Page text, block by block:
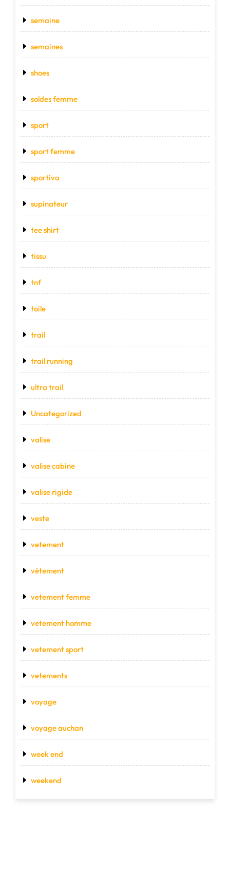
semaine
semaines
shoes
soldes femme
sport
sport femme
sportiva
supinateur
tee shirt
tissu
tnf
toile
trail
trail running
ultra trail
Uncategorized
valise
valise cabine
valise rigide
veste
vetement
vétement
vetement femme
vetement homme
vetement sport
vetements
voyage
voyage auchan
week end
weekend